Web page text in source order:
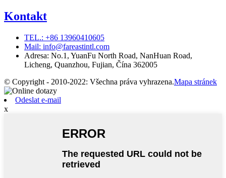
Kontakt
TEL.: +86 13960410605
Mail: info@fareastintl.com
Adresa: No.1, YuanFu North Road, NanHuan Road,
Licheng, Quanzhou, Fujian, Čína 362005
© Copyright - 2010-2022: Všechna práva vyhrazena.Mapa stránek
Odeslat e-mail
x